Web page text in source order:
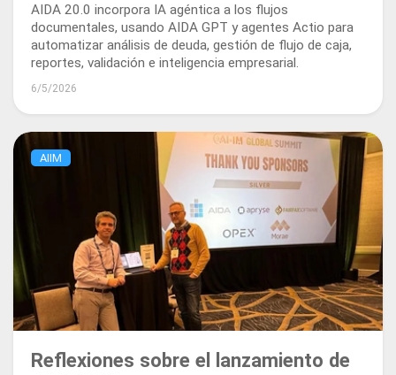
AIDA 20.0 incorpora IA agéntica a los flujos
documentales, usando AIDA GPT y agentes Actio para
automatizar análisis de deuda, gestión de flujo de caja,
reportes, validación e inteligencia empresarial.
6/5/2026
AIIM
Reflexiones sobre el lanzamiento de